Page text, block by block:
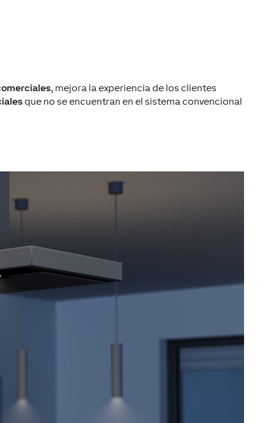
, mejora la experiencia de los clientes
que no se encuentran en el sistema convencional